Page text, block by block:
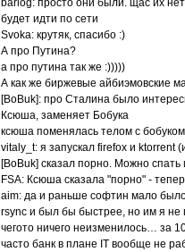
barlog: просто они были. щас их нет
будет идти по сети
Svoka: крутяк, спасибо :)
А про Путина?
а про путина так же :)))))
А как же биржевые айбиэмовские
[BoBuk]: про Сталина было
Ксюша, заменяет Бобука
ксюша поменялась телом с бобуком
vitaly_t: я запускал firefox и ktorrent
[BoBuk] сказал порно. Можно спать
FSA: Ксюша сказала "порно" -
aim: да и раньше софтин мало
rsync и был бы быстрее, но им я не
чегото ничего неизменилось… за
часто банк в плане IT вообще не